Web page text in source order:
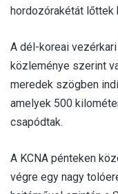
hordozórakétát
A dél-koreai
közleménye szerint
meredek szögben
amelyek 500
csapódtak.
A KCNA pénteken
végre egy nagy